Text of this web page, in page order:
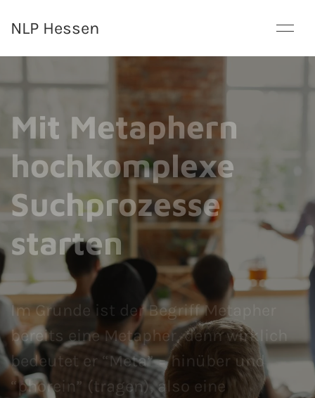
NLP Hessen
Mit Metaphern
hochkomplexe
Suchprozesse
starten
Im Grunde ist der Begriff Metapher
bereits eine Metapher, denn wirklich
bedeutet er “Meta” = hinüber und
“phorein” (tragen), also eine